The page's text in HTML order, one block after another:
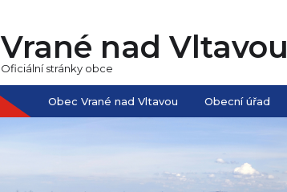
Vrané nad Vltavou
Oficiální stránky obce
Obec Vrané nad Vltavou Obecní úřad